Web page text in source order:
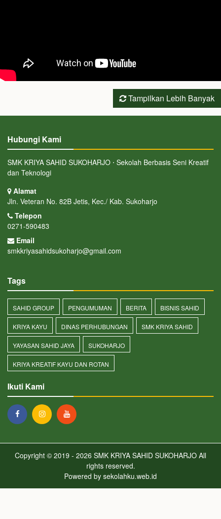
Tampilkan Lebih Banyak
Hubungi Kami
SMK KRIYA SAHID SUKOHARJO ⋅ Sekolah Berbasis Seni Kreatif
dan Teknologi
Alamat
Jln. Veteran No. 82B Jetis, Kec./ Kab. Sukoharjo
Telepon
0271-590483
Email
smkkriyasahidsukoharjo@gmail.com
Tags
SAHID GROUP PENGUMUMAN BERITA BISNIS SAHID
KRIYA KAYU DINAS PERHUBUNGAN SMK KRIYA SAHID
YAYASAN SAHID JAYA SUKOHARJO
KRIYA KREATIF KAYU DAN ROTAN
Ikuti Kami
Copyright © 2019 - 2026 SMK KRIYA SAHID SUKOHARJO All
rights reserved.
Powered by sekolahku.web.id